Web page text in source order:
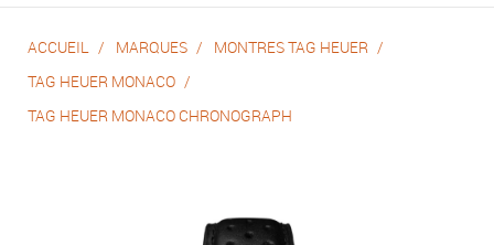
ACCUEIL MARQUES
MONTRES TAG HEUER
TAG HEUER MONACO
TAG HEUER MONACO CHRONOGRAPH